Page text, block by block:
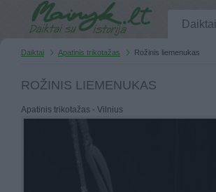
Daiktai
Daiktai Apatinis trikotažas Rožinis liemenukas
ROŽINIS LIEMENUKAS
Apatinis trikotažas - Vilnius